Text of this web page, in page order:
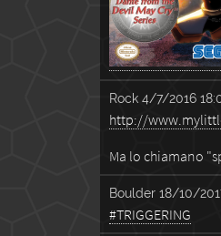
Rock 4/7/2016
http://
Ma lo chiamano
Boulder 18/10/
#TRIGGERING